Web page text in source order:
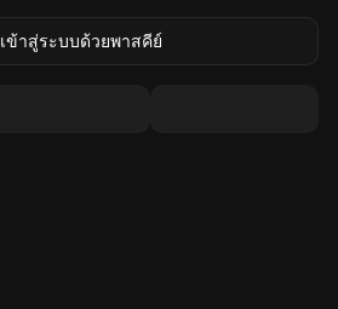
เข้าสู่ระบบด้วยพาสคีย์